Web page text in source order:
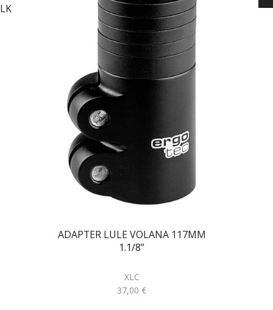
ADAPTER LULE VOLANA 117MM
1.1/8”
XLC
37,00€